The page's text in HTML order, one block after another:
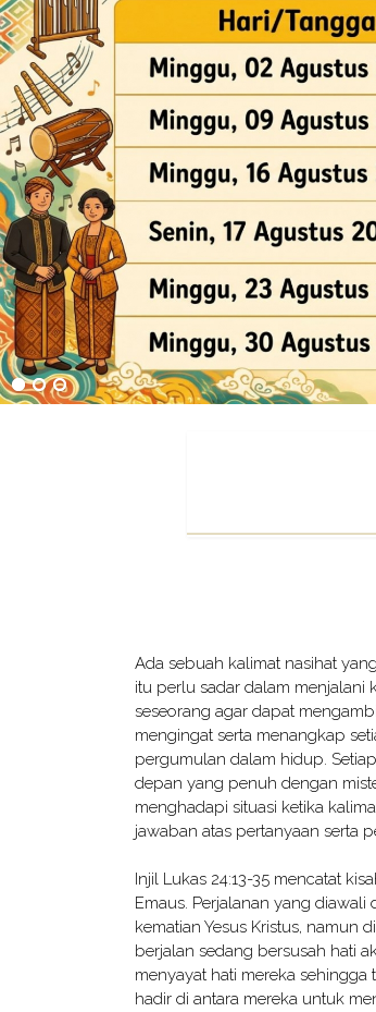
Ada sebuah kalimat nasihat
itu perlu sadar dalam menjalani
seseorang agar dapat
mengingat serta menangkap
pergumulan dalam hidup.
depan yang penuh dengan
menghadapi situasi ketika
jawaban atas pertanyaan serta
Injil Lukas 24:13-35 mencatat
Emaus. Perjalanan yang
kematian Yesus Kristus, namun
berjalan sedang bersusah hati
menyayat hati mereka sehingga
hadir di antara mereka untuk